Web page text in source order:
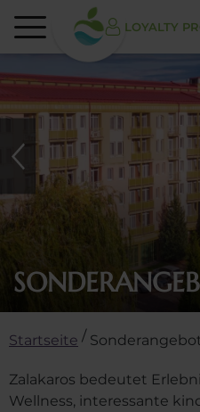
LOYALTY
Startseite /
Zalakaros bedeutet
Wellness, interessante